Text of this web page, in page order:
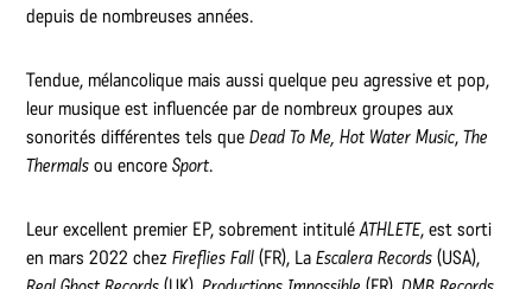
depuis de nombreuses années.
Tendue, mélancolique mais aussi quelque peu agressive et pop,
leur musique est influencée par de nombreux groupes aux
sonorités différentes tels queDead To Me, Hot Water Music,The
Thermals ou encoreSport.
Leur excellent premier EP, sobrement intituléATHLETE, est sorti
en mars 2022 chezFireflies Fall (FR), La Escalera Records (USA),